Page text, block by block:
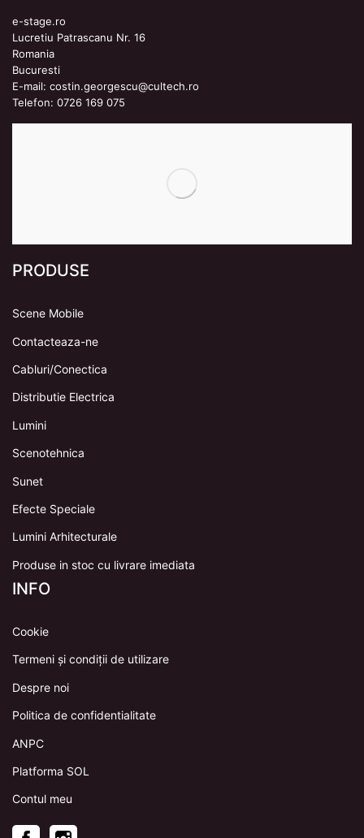
e-stage.ro
Lucretiu Patrascanu Nr. 16
Romania
Bucuresti
E-mail: costin.georgescu@cultech.ro
Telefon: 0726 169 075
PRODUSE
Scene Mobile
Contacteaza-ne
Cabluri/Conectica
Distributie Electrica
Lumini
Scenotehnica
Sunet
Efecte Speciale
Lumini Arhitecturale
Produse in stoc cu livrare imediata
INFO
Cookie
Termeni și condiții de utilizare
Despre noi
Politica de confidentialitate
ANPC
Platforma SOL
Contul meu
Facebook